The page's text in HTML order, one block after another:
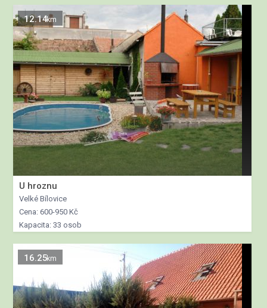
12.14km
U hroznu
Velké Bílovice
Cena: 600-950 Kč
Kapacita: 33 osob
16.25km